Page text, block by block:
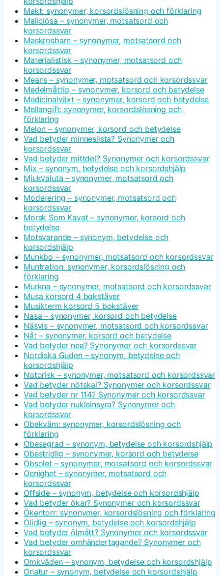
Makt: synonymer, korsordslösning och förklaring
Maliciösa – synonymer, motsatsord och
korsordssvar
Maskrosbarn – synonymer, motsatsord och
korsordssvar
Materialistisk – synonymer, motsatsord och
korsordssvar
Means – synonymer, motsatsord och korsordssvar
Medelmåttig – synonymer, korsord och betydelse
Medicinalväxt – synonymer, korsord och betydelse
Mellangift: synonymer, korsordslösning och
förklaring
Melon – synonymer, korsord och betydelse
Vad betyder minneslista? Synonymer och
korsordssvar
Vad betyder mittdel? Synonymer och korsordssvar
Mix – synonym, betydelse och korsordshjälp
Mjukvaluta – synonymer, motsatsord och
korsordssvar
Moderering – synonymer, motsatsord och
korsordssvar
Morsk Som Kavat – synonymer, korsord och
betydelse
Motsvarande – synonym, betydelse och
korsordshjälp
Munkbo – synonymer, motsatsord och korsordssvar
Muntration: synonymer, korsordslösning och
förklaring
Murkna – synonymer, motsatsord och korsordssvar
Musa korsord 4 bokstäver
Musikterm korsord 5 bokstäver
Nasa – synonymer, korsord och betydelse
Näsvis – synonymer, motsatsord och korsordssvar
Nåt – synonymer, korsord och betydelse
Vad betyder nea? Synonymer och korsordssvar
Nordiska Guden – synonym, betydelse och
korsordshjälp
Notorisk – synonymer, motsatsord och korsordssvar
Vad betyder nötskal? Synonymer och korsordssvar
Vad betyder nr 114? Synonymer och korsordssvar
Vad betyder nukleinsyra? Synonymer och
korsordssvar
Obekväm: synonymer, korsordslösning och
förklaring
Obesegrad – synonym, betydelse och korsordshjälp
Obestridlig – synonymer, korsord och betydelse
Obsolet – synonymer, motsatsord och korsordssvar
Oenighet – synonymer, motsatsord och
korsordssvar
Offside – synonym, betydelse och korsordshjälp
Vad betyder ökar? Synonymer och korsordssvar
Ökentorr: synonymer, korsordslösning och förklaring
Olidlig – synonym, betydelse och korsordshjälp
Vad betyder ölmått? Synonymer och korsordssvar
Vad betyder omhändertagande? Synonymer och
korsordssvar
Omkväden – synonym, betydelse och korsordshjälp
Onatur – synonym, betydelse och korsordshjälp